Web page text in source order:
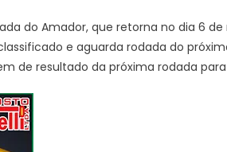
do Amador, que retorna no dia 6
e aguarda rodada do
de resultado da próxima rodada